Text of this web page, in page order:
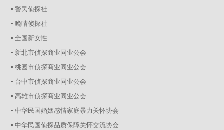
▪ 警民侦探社
▪ 晚晴侦探社
▪ 全国新女性
▪ 新北市侦探商业同业公会
▪ 桃园市侦探商业同业公会
▪ 台中市侦探商业同业公会
▪ 高雄市侦探商业同业公会
▪ 中华民国婚姻感情家庭暴力关怀协会
▪ 中华民国侦探品质保障关怀交流协会